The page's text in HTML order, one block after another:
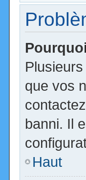
que vos
banni. Il
Haut